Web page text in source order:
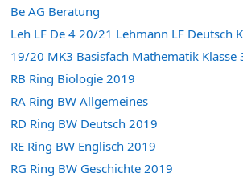
Be AG Beratung
Leh LF De 4 20/21 Lehmann LF Deutsch
19/20 MK3 Basisfach Mathematik Klasse
RB Ring Biologie 2019
RA Ring BW Allgemeines
RD Ring BW Deutsch 2019
RE Ring BW Englisch 2019
RG Ring BW Geschichte 2019